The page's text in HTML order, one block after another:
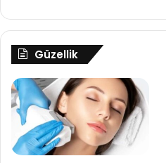
Güzellik